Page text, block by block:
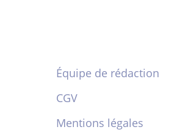
Équipe de rédaction
CGV
Mentions légales